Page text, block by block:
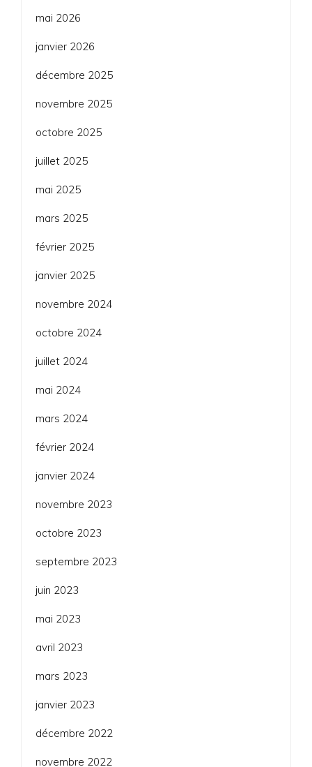
mai 2026
janvier 2026
décembre 2025
novembre 2025
octobre 2025
juillet 2025
mai 2025
mars 2025
février 2025
janvier 2025
novembre 2024
octobre 2024
juillet 2024
mai 2024
mars 2024
février 2024
janvier 2024
novembre 2023
octobre 2023
septembre 2023
juin 2023
mai 2023
avril 2023
mars 2023
janvier 2023
décembre 2022
novembre 2022